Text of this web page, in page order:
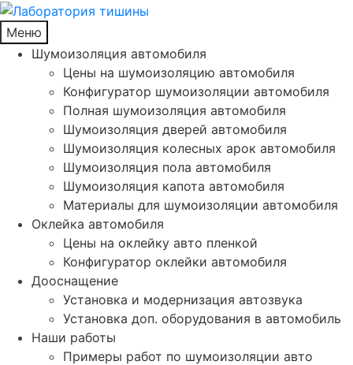
Меню
Шумоизоляция автомобиля
Цены на шумоизоляцию автомобиля
Конфигуратор шумоизоляции автомобиля
Полная шумоизоляция автомобиля
Шумоизоляция дверей автомобиля
Шумоизоляция колесных арок автомобиля
Шумоизоляция пола автомобиля
Шумоизоляция капота автомобиля
Материалы для шумоизоляции автомобиля
Оклейка автомобиля
Цены на оклейку авто пленкой
Конфигуратор оклейки автомобиля
Дооснащение
Установка и модернизация автозвука
Установка доп. оборудования в автомобиль
Наши работы
Примеры работ по шумоизоляции авто